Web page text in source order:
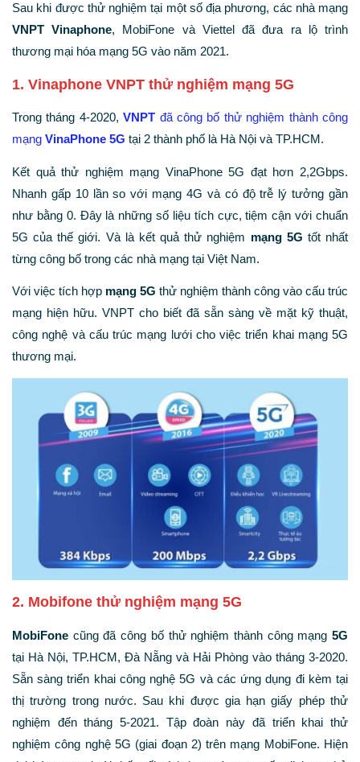
Sau khi được thử nghiệm tại một số địa phương, các nhà mạng
VNPT Vinaphone, MobiFone và Viettel đã đưa ra lộ trình
thương mại hóa mạng 5G vào năm 2021.
1. Vinaphone VNPT thử nghiệm mạng 5G
Trong tháng 4-2020,VNPT đã công bố thử nghiệm thành công
mạng VinaPhone 5G tại 2 thành phố là Hà Nội và TP.HCM.
Kết quả thử nghiệm mạng VinaPhone 5G đạt hơn 2,2Gbps.
Nhanh gấp 10 lần so với mạng 4G và có độ trễ lý tưởng gần
như bằng 0. Đây là những số liệu tích cực, tiệm cận với chuẩn
5G của thế giới. Và là kết quả thử nghiệm mạng 5G tốt nhất
từng công bố trong các nhà mạng tại Việt Nam.
Với việc tích hợp mạng 5G thử nghiệm thành công vào cấu trúc
mạng hiện hữu. VNPT cho biết đã sẵn sàng về mặt kỹ thuật,
công nghệ và cấu trúc mạng lưới cho việc triển khai mạng 5G
thương mại.
2. Mobifone thử nghiệm mạng 5G
MobiFone cũng đã công bố thử nghiệm thành công mạng 5G
tại Hà Nội, TP.HCM, Đà Nẵng và Hải Phòng vào tháng 3-2020.
Sẵn sàng triển khai công nghệ 5G và các ứng dụng đi kèm tại
thị trường trong nước. Sau khi được gia hạn giấy phép thử
nghiệm đến tháng 5-2021. Tập đoàn này đã triển khai thử
nghiệm công nghệ 5G (giai đoạn 2) trên mạng MobiFone. Hiện